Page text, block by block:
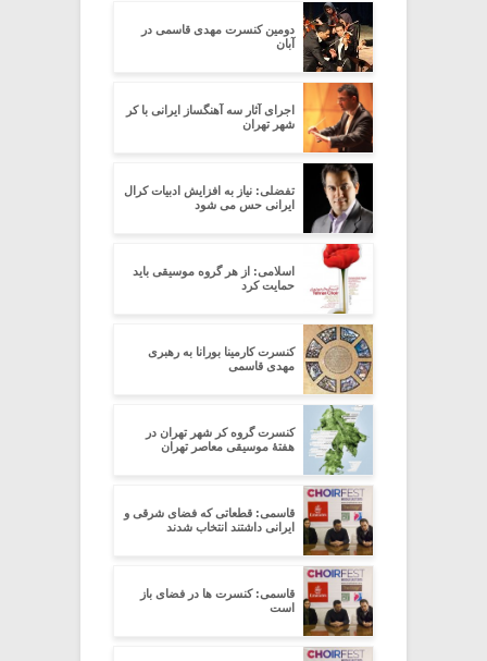
دومین کنسرت مهدی قاسمی در
آبان
اجرای آثار سه آهنگساز ایرانی با کر
شهر تهران
تفضلی: نیاز به افزایش ادبیات کرال
ایرانی حس می شود
اسلامی: از هر گروه موسیقی باید
حمایت کرد
کنسرت کارمینا بورانا به رهبری
مهدی قاسمی
کنسرت گروه کر شهر تهران در
هفتۀ موسیقی معاصر تهران
قاسمی: قطعاتی که فضای شرقی و
ایرانی داشتند انتخاب شدند
قاسمی: کنسرت ها در فضای باز
است